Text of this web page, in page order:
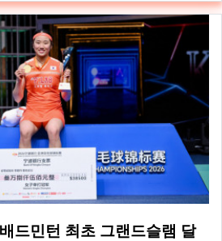
드민턴 최초 그랜드슬램 달